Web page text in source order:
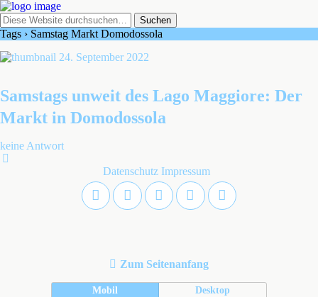
Tags › Samstag Markt Domodossola
24. September 2022
Samstags unweit des Lago Maggiore: Der
Markt in Domodossola
keine Antwort
Datenschutz Impressum
Zum Seitenanfang
Mobil Desktop